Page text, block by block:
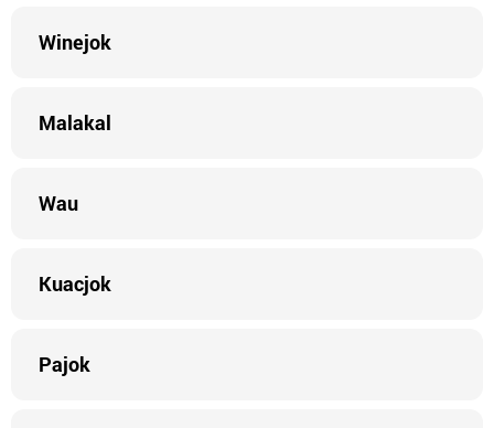
Winejok
Malakal
Wau
Kuacjok
Pajok